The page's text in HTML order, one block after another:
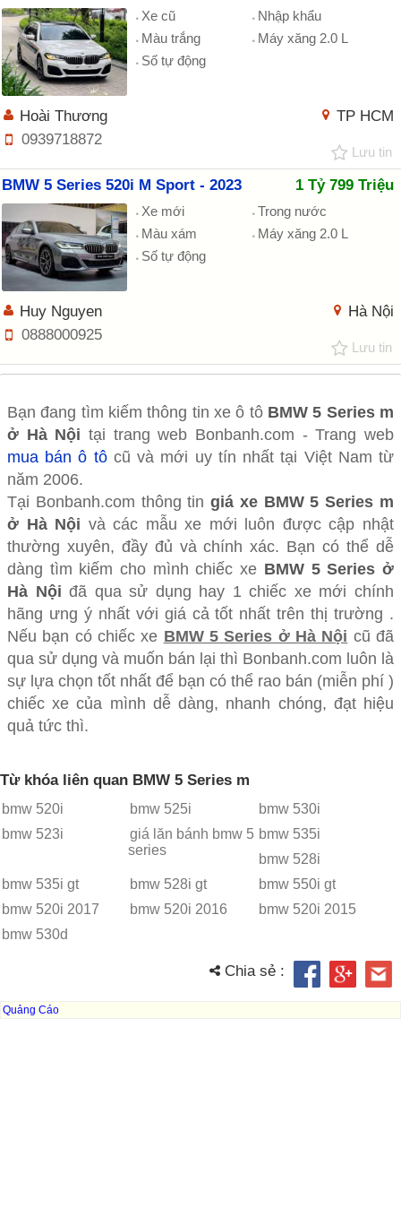
Xe cũ
Nhập khẩu
Màu trắng
Máy xăng 2.0 L
Số tự động
TP HCM
Hoài Thương
0939718872
Lưu tin
BMW 5 Series 520i M Sport - 2023 1 Tỷ 799 Triệu
Xe mới
Trong nước
Màu xám
Máy xăng 2.0 L
Số tự động
Hà Nội
Huy Nguyen
0888000925
Lưu tin
Bạn đang tìm kiếm thông tin xe ô tô BMW 5 Series m
ở Hà Nội tại trang web Bonbanh.com - Trang web
mua bán ô tôcũ và mới uy tín nhất tại Việt Nam từ
năm 2006.
Tại Bonbanh.com thông tingiá xe BMW 5 Series m
ở Hà Nội và các mẫu xe mới luôn được cập nhật
thường xuyên, đầy đủ và chính xác. Bạn có thể dễ
dàng tìm kiếm cho mình chiếc xe BMW 5 Series ở
Hà Nội đã qua sử dụng hay 1 chiếc xe mới chính
hãng ưng ý nhất với giá cả tốt nhất trên thị trường .
Nếu bạn có chiếc xe BMW 5 Series ở Hà Nội cũ đã
qua sử dụng và muốn bán lại thì Bonbanh.com luôn là
sự lựa chọn tốt nhất để bạn có thể rao bán (miễn phí )
chiếc xe của mình dễ dàng, nhanh chóng, đạt hiệu
quả tức thì.
Từ khóa liên quan BMW 5 Series m
bmw 520i bmw 525i
bmw 530i
bmw 523i
giá lăn bánh bmw 5
series
bmw 535i
bmw 528i
bmw 535i gt
bmw 528i gt
bmw 550i gt
bmw 520i 2017
bmw 520i 2016
bmw 520i 2015
bmw 530d
Chia sẻ :
Quảng Cáo